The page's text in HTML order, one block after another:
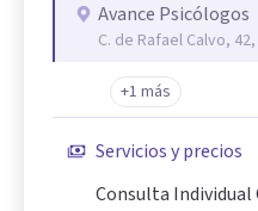
Avance Psicólogos
C. de Rafael Calvo,
+1 más
Servicios y precios
Consulta Individual